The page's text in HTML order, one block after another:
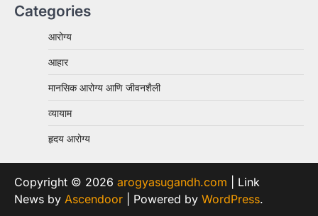
Categories
आरोग्य
आहार
मानसिक आरोग्य आणि जीवनशैली
व्यायाम
हृदय आरोग्य
Copyright © 2026 arogyasugandh.com | Link
News by Ascendoor | Powered by WordPress.